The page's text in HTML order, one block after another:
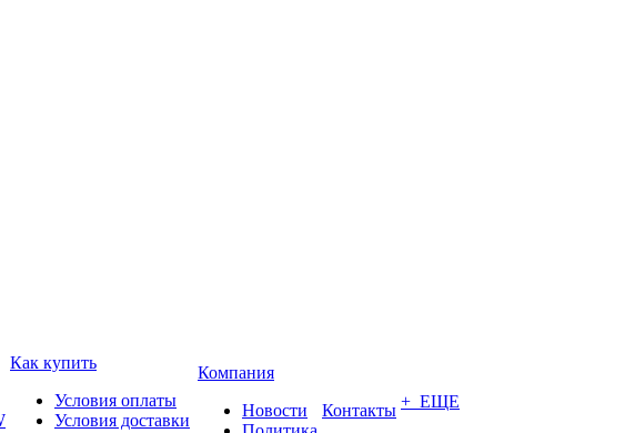
Как купить
Условия оплаты
Условия доставки
Компания
Новости
Контакты + ЕЩЕ